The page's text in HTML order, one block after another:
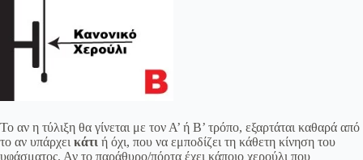
Το αν η τύλιξη θα γίνεται με τον Α’ ή Β’ τρόπο, εξαρτάται καθαρά από
το αν υπάρχει κάτι ή όχι, που να εμποδίζει τη κάθετη κίνηση του
υφάσματος. Αν το παράθυρο/πόρτα έχει κάποιο χερούλι που